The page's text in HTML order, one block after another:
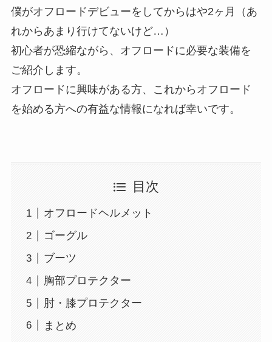
僕がオフロードデビューをしてからはや2ヶ月（あ
れからあまり行けてないけど…）
初心者が恐縮ながら、オフロードに必要な装備を
ご紹介します。
オフロードに興味がある方、これからオフロード
を始める方への有益な情報になれば幸いです。
目次
オフロードヘルメット
ゴーグル
ブーツ
胸部プロテクター
肘・膝プロテクター
まとめ